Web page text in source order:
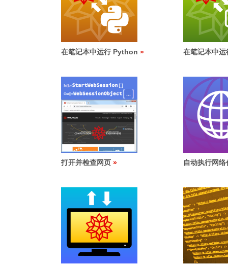
在笔记本中运行 Python 在笔记本中
打开并检查网页 自动执行网络